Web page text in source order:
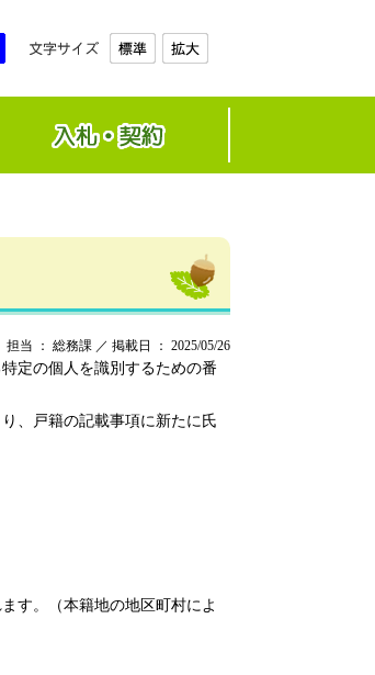
担当 ： 総務課 ／ 掲載日 ： 2025/05/26
定の個人を識別するための番
、戸籍の記載事項に新たに氏
す。（本籍地の地区町村によ